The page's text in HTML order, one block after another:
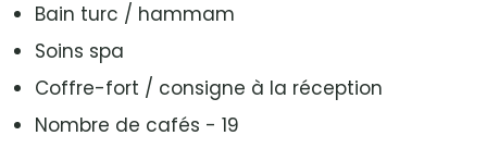
Bain turc / hammam
Soins spa
Coffre-fort / consigne à la réception
Nombre de cafés - 19